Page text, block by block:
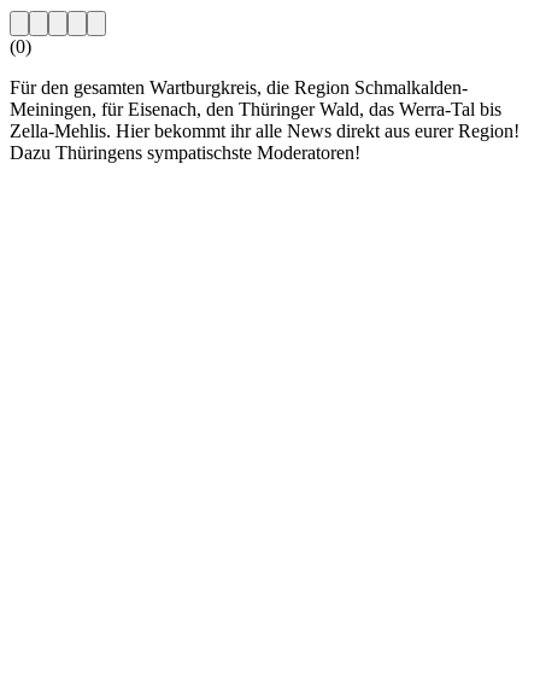
(0)
Für den gesamten Wartburgkreis, die Region Schmalkalden-
Meiningen, für Eisenach, den Thüringer Wald, das Werra-Tal bis
Zella-Mehlis. Hier bekommt ihr alle News direkt aus eurer Region!
Dazu Thüringens sympatischste Moderatoren!